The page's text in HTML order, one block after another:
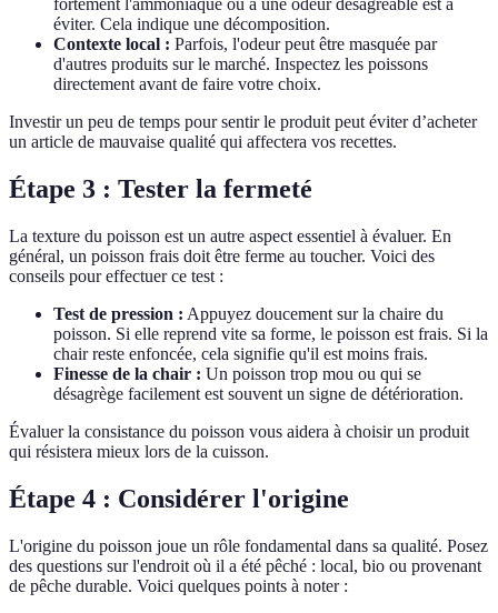
fortement l'ammoniaque ou a une odeur désagréable est à
éviter. Cela indique une décomposition.
Contexte local : Parfois, l'odeur peut être masquée par
d'autres produits sur le marché. Inspectez les poissons
directement avant de faire votre choix.
Investir un peu de temps pour sentir le produit peut éviter d’acheter
un article de mauvaise qualité qui affectera vos recettes.
Étape 3 : Tester la fermeté
La texture du poisson est un autre aspect essentiel à évaluer. En
général, un poisson frais doit être ferme au toucher. Voici des
conseils pour effectuer ce test :
Test de pression : Appuyez doucement sur la chaire du
poisson. Si elle reprend vite sa forme, le poisson est frais. Si la
chair reste enfoncée, cela signifie qu'il est moins frais.
Finesse de la chair : Un poisson trop mou ou qui se
désagrège facilement est souvent un signe de détérioration.
Évaluer la consistance du poisson vous aidera à choisir un produit
qui résistera mieux lors de la cuisson.
Étape 4 : Considérer l'origine
L'origine du poisson joue un rôle fondamental dans sa qualité. Posez
des questions sur l'endroit où il a été pêché : local, bio ou provenant
de pêche durable. Voici quelques points à noter :